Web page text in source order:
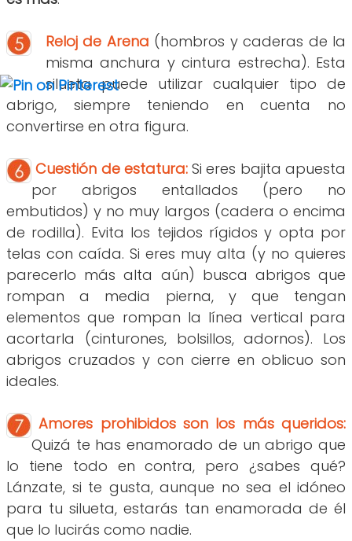
Reloj de Arena (hombros y caderas de la
misma anchura y cintura estrecha). Esta
silueta puede utilizar cualquier tipo de
abrigo, siempre teniendo en cuenta no
convertirse en otra figura.
Cuestión de estatura:Si eres bajita apuesta
por abrigos entallados (pero no
embutidos) y no muy largos (cadera o encima
de rodilla). Evita los tejidos rígidos y opta por
telas con caída. Si eres muy alta (y no quieres
parecerlo más alta aún) busca abrigos que
rompan a media pierna, y que tengan
elementos que rompan la línea vertical para
acortarla (cinturones, bolsillos, adornos). Los
abrigos cruzados y con cierre en oblicuo son
ideales.
Amores prohibidos son los más queridos:
Quizá te has enamorado de un abrigo que
lo tiene todo en contra, pero ¿sabes qué?
Lánzate, si te gusta, aunque no sea el idóneo
para tu silueta, estarás tan enamorada de él
que lo lucirás como nadie.